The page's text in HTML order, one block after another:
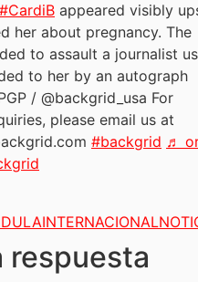
#CardiB appeared visibly
her about pregnancy. The
to assault a journalist
to her by an autograph
/ @backgrid_usa For
please email us at
#backgrid ♬
INTERNACIONAL
respuesta